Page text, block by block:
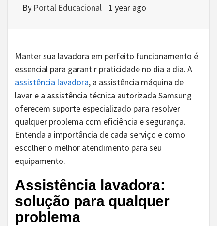
By Portal Educacional 1 year ago
Manter sua lavadora em perfeito funcionamento é
essencial para garantir praticidade no dia a dia. A
assistência lavadora, a assistência máquina de
lavar e a assistência técnica autorizada Samsung
oferecem suporte especializado para resolver
qualquer problema com eficiência e segurança.
Entenda a importância de cada serviço e como
escolher o melhor atendimento para seu
equipamento.
Assistência lavadora:
solução para qualquer
problema